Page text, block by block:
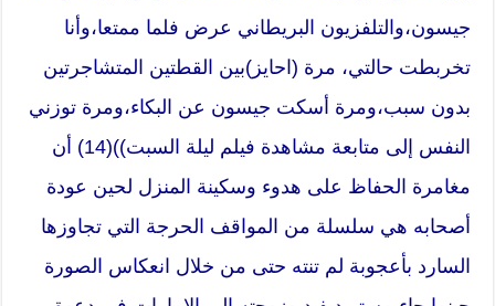
جيسون،والتلفزيون البريطاني عرض فلما ممتعا،وأنا
تخربطت حالتي، مرة (احايز)بين القطتين المتشاجرتين
بدون سبب،ومرة أسكت جيسون عن البكاء،ومرة توزني
النفس إلى متابعة مشاهدة فيلم ليلة السبت))(14) أن
مغامرة الحفاظ على هدوء وسكينة المنزل لحين عودة
أصحابه هي سلسلة من المواقف الحرجة التي تجاوزها
السارد بأعجوبة لم تنته حتى من خلال انعكاس الصورة